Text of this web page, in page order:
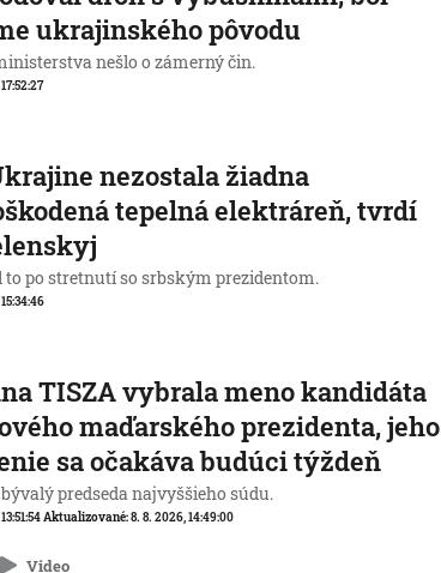
ukrajinského pôvodu
nešlo o zámerný čin.
nezostala žiadna
tepelná elektráreň, tvrdí
to po stretnutí so srbským prezidentom.
TISZA vybrala meno kandidáta
maďarského prezidenta, jeho
sa očakáva budúci týždeň
predseda najvyššieho súdu.
Aktualizované:8. 8. 2026, 14:49:00
Video